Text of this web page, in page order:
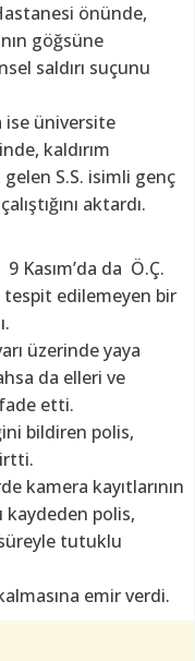
önünde,
göğsüne
saldırı suçunu
ise üniversite
kaldırım
S.S. isimli genç
aktardı.
Kasım’da da Ö.Ç.
tespit edilemeyen bir
üzerinde yaya
da elleri ve
etti.
bildiren polis,
kamera kayıtlarının
kaydeden polis,
tutuklu
emir verdi.